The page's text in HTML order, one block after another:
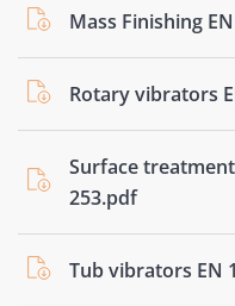
Mass Finishing
Rotary vibrators
Surface
253.pdf
Tub vibrators EN